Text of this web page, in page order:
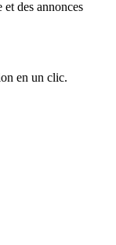
des annonces
en un clic.